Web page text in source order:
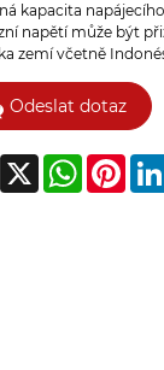
kapacita
napětí může být
zemí včetně
Odeslat dotaz
X WhatsApp